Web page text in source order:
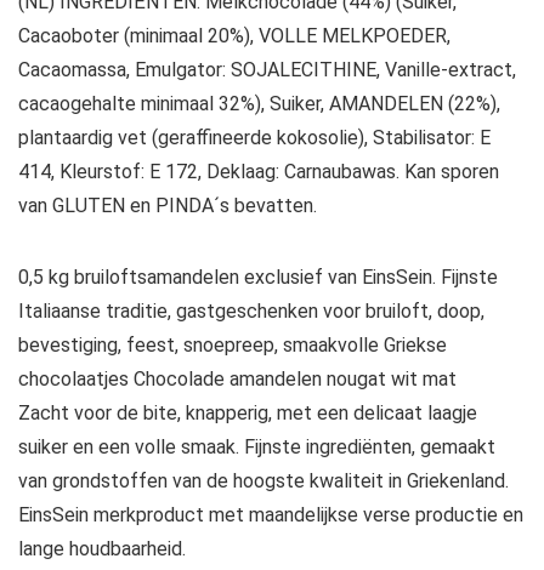
Cacaoboter (minimaal 20%), VOLLE MELKPOEDER,
Cacaomassa, Emulgator: SOJALECITHINE, Vanille-extract,
cacaogehalte minimaal 32%), Suiker, AMANDELEN (22%),
plantaardig vet (geraffineerde kokosolie), Stabilisator: E
414, Kleurstof: E 172, Deklaag: Carnaubawas. Kan sporen
van GLUTEN en PINDA´s bevatten.
0,5 kg bruiloftsamandelen exclusief van EinsSein. Fijnste
Italiaanse traditie, gastgeschenken voor bruiloft, doop,
bevestiging, feest, snoepreep, smaakvolle Griekse
chocolaatjes Chocolade amandelen nougat wit mat
Zacht voor de bite, knapperig, met een delicaat laagje
suiker en een volle smaak. Fijnste ingrediënten, gemaakt
van grondstoffen van de hoogste kwaliteit in Griekenland.
EinsSein merkproduct met maandelijkse verse productie en
lange houdbaarheid.